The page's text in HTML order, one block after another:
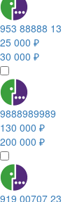
953 88888 13
25 000 ₽
30 000 ₽
9888989989
130 000 ₽
200 000 ₽
919 00707 23